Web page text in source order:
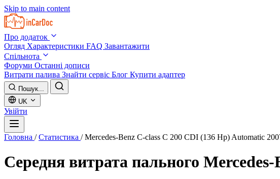
Skip to main content
Про додаток
Огляд Характеристики FAQ Завантажити
Спільнота
Форуми Останні дописи
Витрати палива Знайти сервіс Блог Купити адаптер
Пошук...
UK
Увійти
Головна / Статистика / Mercedes-Benz C-class C 200 CDI (136 Hp) Automatic
Середня витрата пального